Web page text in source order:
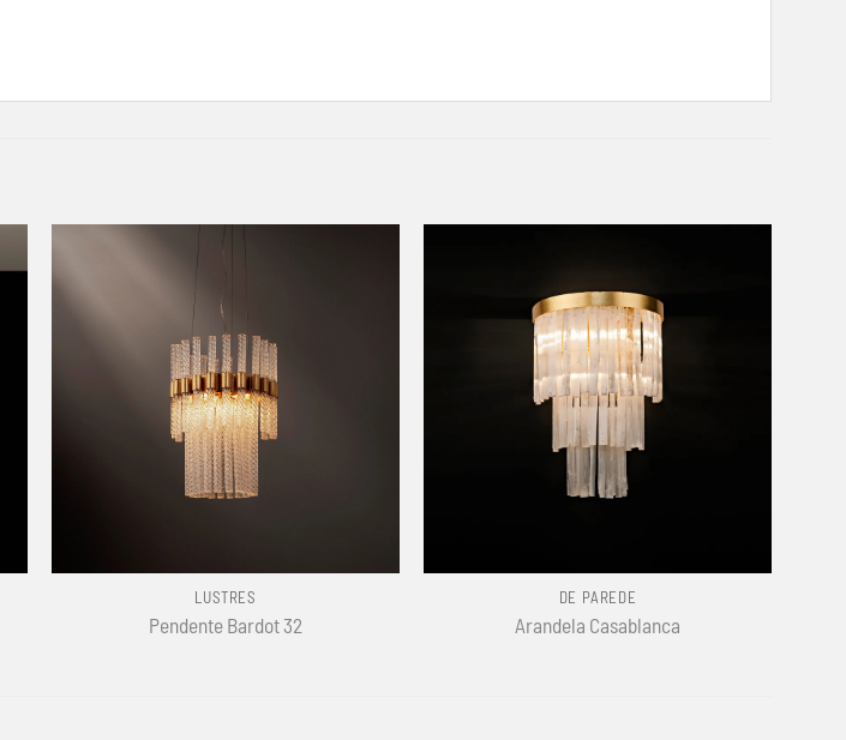
LUSTRES
Pendente Bardot 32
DE PAREDE
Arandela Casablanca